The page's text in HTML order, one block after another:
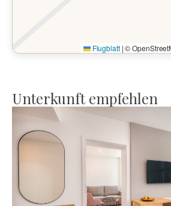
Flugblatt |©
Unterkunft empfehlen